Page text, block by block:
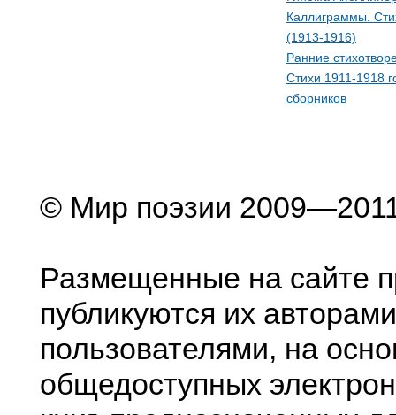
Каллиграммы.
(1913-1916)
Ранние
Стихи 1911-1918
сборников
© Мир поэзии
Размещенные на сайте
публикуются их
пользователями, на
общедоступных